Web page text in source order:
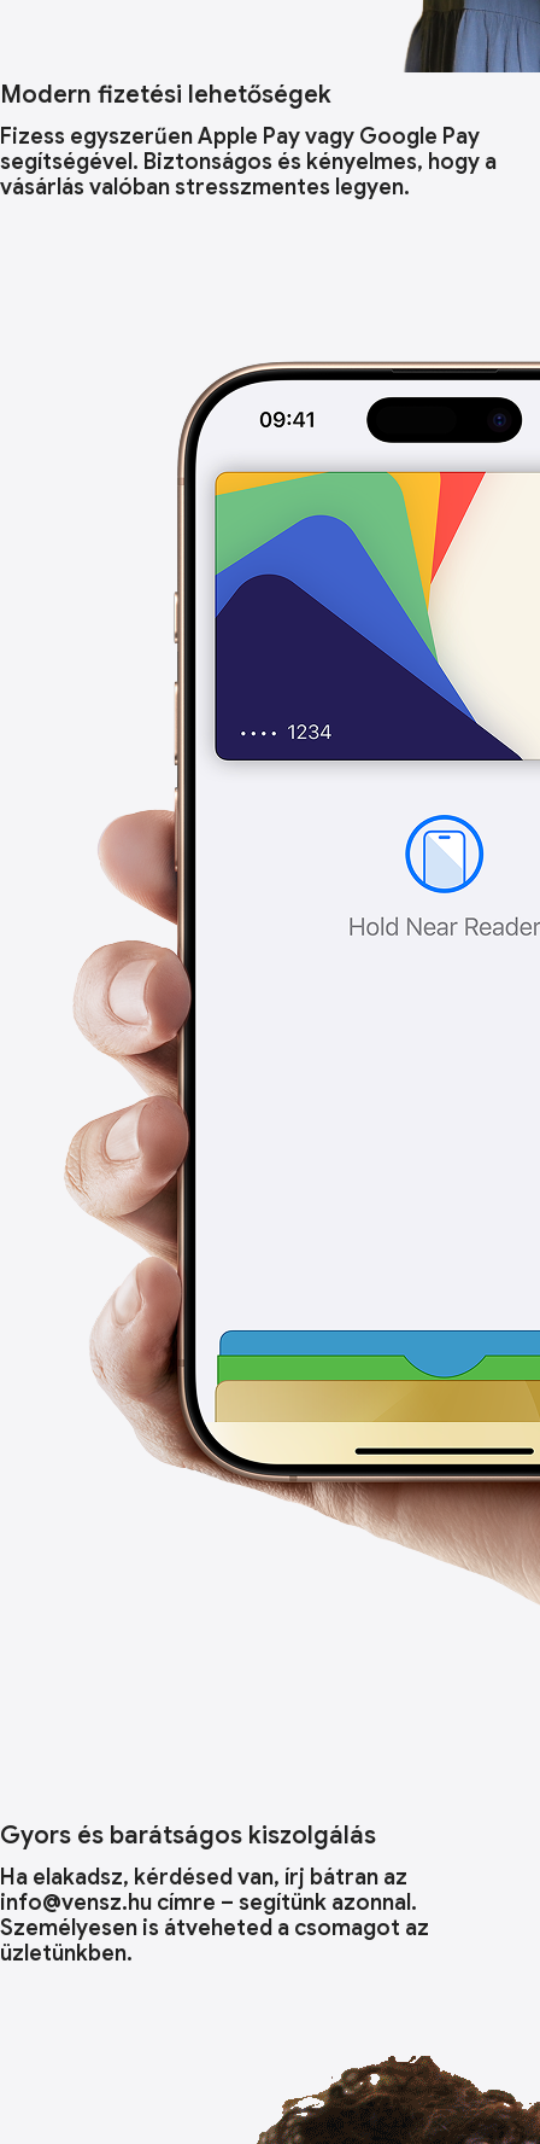
Modern fizetési lehetőségek
Fizess egyszerűen Apple Pay vagy Google Pay
segítségével. Biztonságos és kényelmes, hogy a
vásárlás valóban stresszmentes legyen.
Gyors és barátságos kiszolgálás
Ha elakadsz, kérdésed van, írj bátran az
info@vensz.hu címre – segítünk azonnal.
Személyesen is átveheted a csomagot az
üzletünkben.